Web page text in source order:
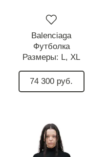
Balenciaga
Футболка
Размеры: L, XL
74 300 руб.